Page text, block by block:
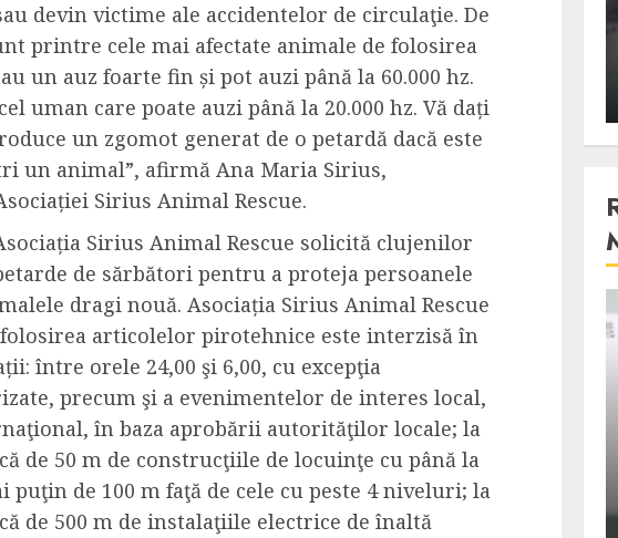
devin victime ale accidentelor de circulaţie. De
printre cele mai afectate animale de folosirea
un auz foarte fin și pot auzi până la 60.000 hz.
uman care poate auzi până la 20.000 hz. Vă dați
un zgomot generat de o petardă dacă este
un animal”, afirmă Ana Maria Sirius,
Sirius Animal Rescue.
Sirius Animal Rescue solicită clujenilor
de sărbători pentru a proteja persoanele
dragi nouă. Asociația Sirius Animal Rescue
articolelor pirotehnice este interzisă în
între orele 24,00 şi 6,00, cu excepţia
precum şi a evenimentelor de interes local,
în baza aprobării autorităţilor locale; la
de 50 m de construcţiile de locuinţe cu până la
puţin de 100 m faţă de cele cu peste 4 niveluri; la
de 500 m de instalaţiile electrice de înaltă
Orientul
si ea la evaporarea apei in
natura
ALEXANDRU S. DECEMBER 27, 2023
& Dragons:
printre hoti, un
joc care te
de la primele
S. MAY 17, 2023
4 min read
Din fotoliu
The Killer, un film care nu a
reusit sa se ridice la
nivelul asteptarilor
publicului si criticilor
ALEXANDRU S. DECEMBER 6, 2023